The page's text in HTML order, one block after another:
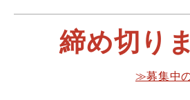
締め切り
≫募集中